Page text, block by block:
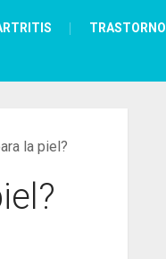
TRASTORNO
la piel?